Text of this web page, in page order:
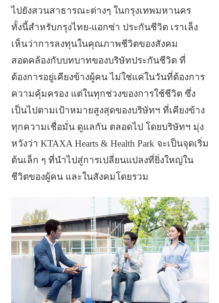
ไปยังสวนสาธารณะต่างๆ ในกรุงเทพมหานคร
ทั้งนี้สำหรับกรุงไทย-แอกซ่า ประกันชีวิต เราเล็ง
เห็นว่าการลงทุนในคุณภาพชีวิตของสังคม
สอดคล้องกับบทบาทของบริษัทประกันชีวิต ที่
ต้องการอยู่เคียงข้างผู้คน ไม่ใช่แค่ในวันที่ต้องการ
ความคุ้มครอง แต่ในทุกช่วงของการใช้ชีวิต ซึ่ง
เป็นไปตามเป้าหมายสูงสุดของบริษัทฯ ที่เคียงข้าง
ทุกความเชื่อมั่น ดูแลกัน ตลอดไป โดยบริษัทฯ มุ่ง
หวังว่า KTAXA Hearts & Health Park จะเป็นจุดเริ่ม
ต้นเล็ก ๆ ที่นำไปสู่การเปลี่ยนแปลงที่ยิ่งใหญ่ใน
ชีวิตของผู้คน และในสังคมโดยรวม